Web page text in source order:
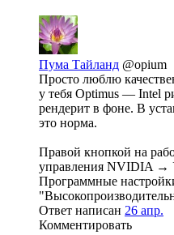
Пума Тайланд @opium
Просто люблю
у тебя Optimus — Intel
рендерит в фоне. В
это норма.
Правой кнопкой на
управления NVIDIA →
Программные
Ответ написан 26 апр.
Комментировать